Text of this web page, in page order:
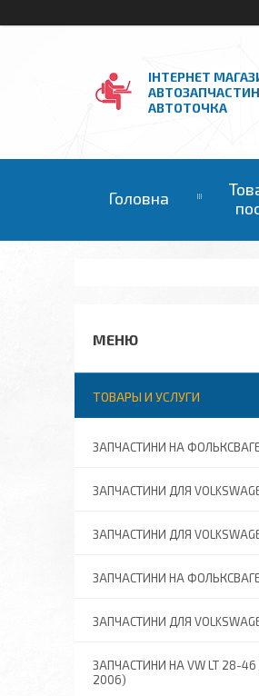
ІНТЕРНЕТ
АВТОЗАПЧАСТИН
АВТОТОЧКА
Головна
ТОВАРЫ И УСЛУГИ
ЗАПЧАСТИНИ НА
ЗАПЧАСТИНИ ДЛЯ
ЗАПЧАСТИНИ ДЛЯ
ЗАПЧАСТИНИ НА
ЗАПЧАСТИНИ ДЛЯ
ЗАПЧАСТИНИ НА VW LT 28-46
2006)